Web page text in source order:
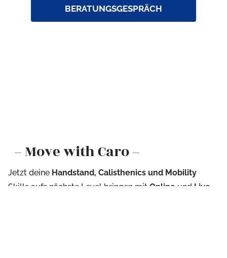
BERATUNGSGESPRÄCH
– Move with Caro –
Jetzt deine Handstand, Calisthenics und Mobility
Skills aufs nächste Level bringen mit Online und Live